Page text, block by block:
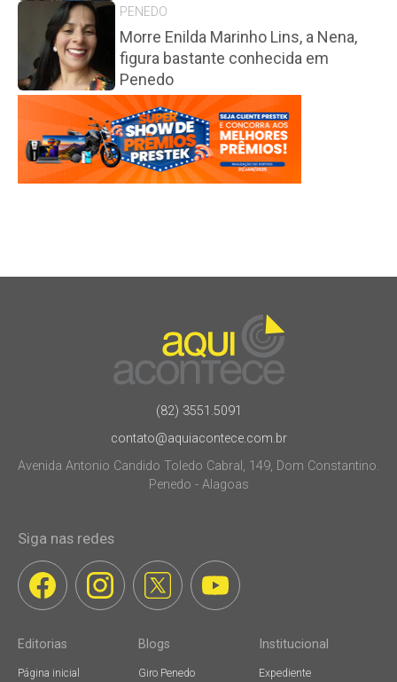
PENEDO
Morre Enilda Marinho Lins, a Nena,
figura bastante conhecida em
Penedo
(82) 3551.5091
contato@aquiacontece.com.br
Avenida Antonio Candido Toledo Cabral, 149, Dom Constantino.
Penedo - Alagoas
Siga nas redes
Editorias
Página inicial
Blogs
Giro Penedo
Institucional
Expediente